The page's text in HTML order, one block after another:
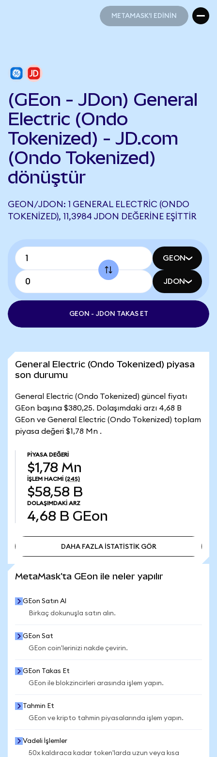
METAMASK'I EDİNİN
(GEon - JDon) General
Electric (Ondo
Tokenized) - JD.com
(Ondo Tokenized)
dönüştür
GEON/JDON: 1 GENERAL ELECTRIC (ONDO
TOKENIZED), 11,3984 JDON DEĞERINE EŞITTIR
GEON
JDON
GEON - JDON TAKAS ET
General Electric (Ondo Tokenized) piyasa
son durumu
General Electric (Ondo Tokenized) güncel fiyatı
GEon başına $380,25. Dolaşımdaki arzı 4,68 B
GEon ve General Electric (Ondo Tokenized) toplam
piyasa değeri $1,78 Mn .
PIYASA DEĞERI
$1,78 Mn
İŞLEM HACMI (24S)
$58,58 B
DOLAŞIMDAKI ARZ
4,68 B GEon
DAHA FAZLA İSTATİSTİK GÖR
MetaMask'ta GEon ile neler yapılır
GEon Satın Al
Birkaç dokunuşla satın alın.
GEon Sat
GEon coin'lerinizi nakde çevirin.
GEon Takas Et
GEon ile blokzincirleri arasında işlem yapın.
Tahmin Et
GEon ve kripto tahmin piyasalarında işlem yapın.
Vadeli İşlemler
50x kaldıraca kadar token'larda uzun veya kısa